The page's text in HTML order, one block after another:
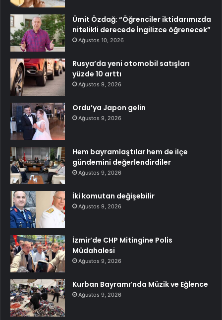
Ümit Özdağ: “Öğrenciler iktidarımızda
nitelikli derecede İngilizce öğrenecek”
Ağustos 10, 2026
Rusya’da yeni otomobil satışları
yüzde 10 arttı
Ağustos 9, 2026
Ordu’ya Japon gelin
Ağustos 9, 2026
Hem bayramlaştılar hem de ilçe
gündemini değerlendirdiler
Ağustos 9, 2026
İki komutan değişebilir
Ağustos 9, 2026
İzmir’de CHP Mitingine Polis
Müdahalesi
Ağustos 9, 2026
Kurban Bayramı’nda Müzik ve Eğlence
Ağustos 9, 2026